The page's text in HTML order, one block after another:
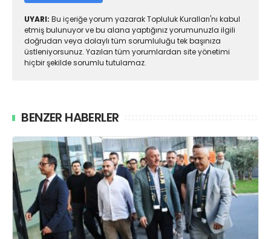
UYARI: Bu içeriğe yorum yazarak Topluluk Kuralları'nı kabul
etmiş bulunuyor ve bu alana yaptığınız yorumunuzla ilgili
doğrudan veya dolaylı tüm sorumluluğu tek başınıza
üstleniyorsunuz. Yazılan tüm yorumlardan site yönetimi
hiçbir şekilde sorumlu tutulamaz.
BENZER HABERLER